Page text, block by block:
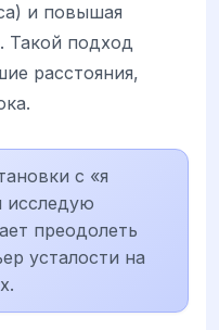
и повышая
Такой подход
расстояния,
с «я
исследую
преодолеть
усталости на